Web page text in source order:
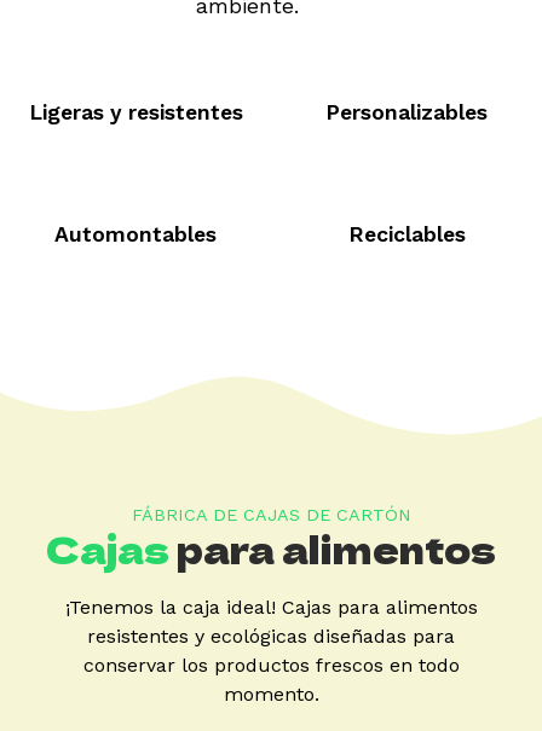
ambiente.
Ligeras y resistentes
Automontables
Personalizables
Reciclables
FÁBRICA DE CAJAS DE CARTÓN
Cajaspara alimentos
¡Tenemos la caja ideal! Cajas para alimentos
resistentes y ecológicas diseñadas para
conservar los productos frescos en todo
momento.